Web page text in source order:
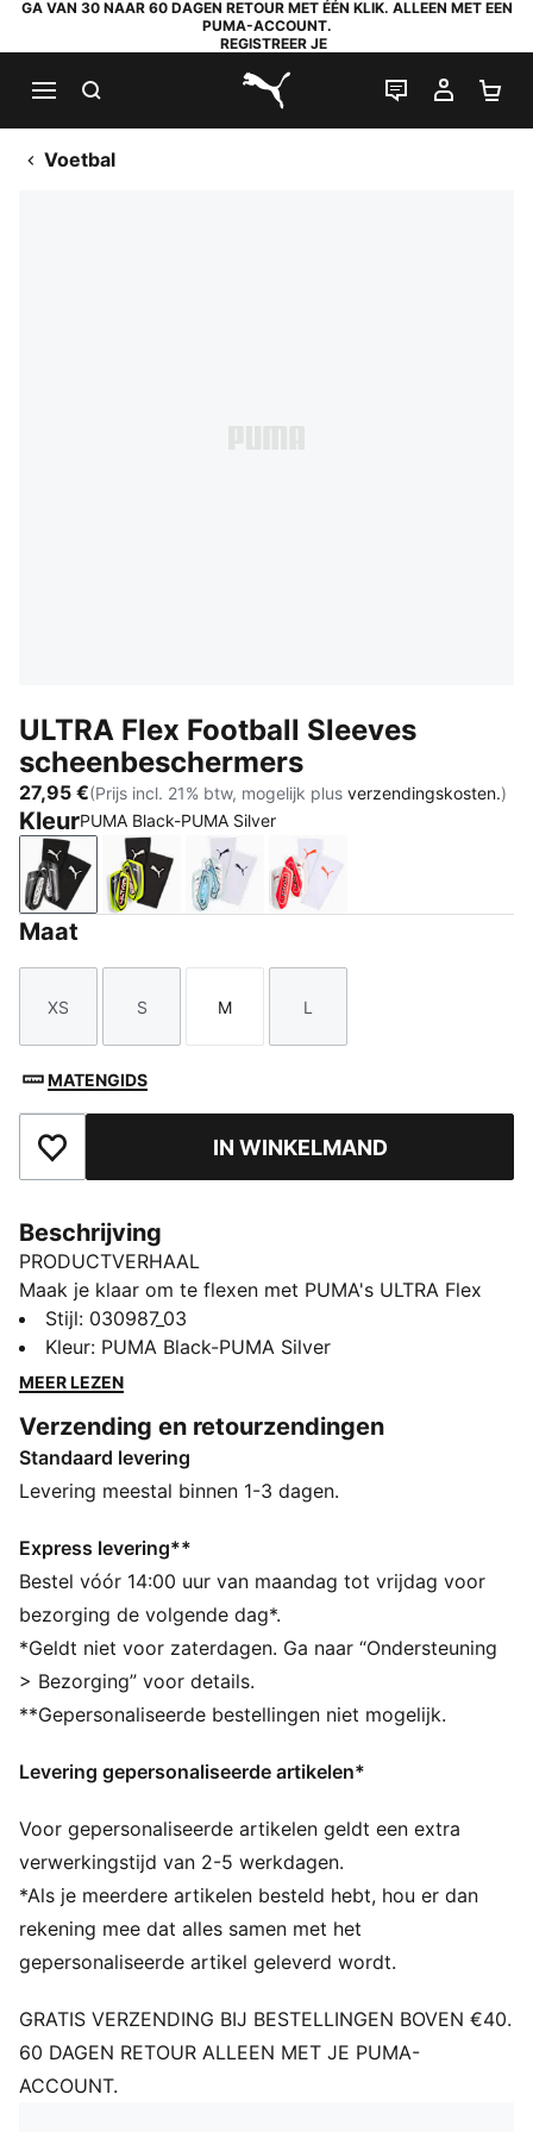
GA VAN 30 NAAR 60 DAGEN RETOUR MET ÉÉN KLIK. ALLEEN MET EEN
PUMA-ACCOUNT.
REGISTREER JE
PUMA.com
LIVE CHAT
MIJN
Voetbal
ULTRA Flex Football Sleeves
scheenbeschermers
27,95 €(Prijs incl. 21% btw, mogelijk plus verzendingskosten.)
KleurPUMA Black-PUMA Silver
PUMA Black-PUMA Silver
Yellow Alert-PUMA Black
Icy Blue-Blue JewelPUMA White-Ultra Red
Maat
Maat
XS
Maat
S
Maat
M
Maat
L
MATENGIDS
Toegevoegd aan favorietenIN WINKELMAND
Beschrijving
PRODUCTVERHAAL
Maak je klaar om te flexen met PUMA's ULTRA Flex
scheenbeschermers met sleeves. Deze
compressiesleeve met insteekvak zorgt voor
wendbaarheid, terwijl de EVA-rugzijde met reliëf
beschermt. Het spel kan beginnen!
DETAILS
Super flexibele en slagvaste TPU-softshell voor
Geperforeerde EVA-achterkant biedt uitstekende
schokabsorptie en ademend vermogen voor maximaal
comfort
Compressiemouw met steekzak zorgt voor een
stevige pasvorm en totale bewegingsvrijheid
Aanbevolen maat bescherming en lichaamslengte
(cm): XL: (180 cm - 200 cm) / L: (160 cm - 180 cm) /
cm - 120 cm) / XXS: < 100 cm
Stijl: 030987_03
Kleur: PUMA Black-PUMA Silver
MEER LEZEN
Verzending en retourzendingen
Standaard levering
Levering meestal binnen 1-3 dagen.
Express levering**
Bestel vóór 14:00 uur van maandag tot vrijdag voor
bezorging de volgende dag*.
*Geldt niet voor zaterdagen. Ga naar “Ondersteuning
> Bezorging” voor details.
**Gepersonaliseerde bestellingen niet mogelijk.
Levering gepersonaliseerde artikelen*
Voor gepersonaliseerde artikelen geldt een extra
verwerkingstijd van 2-5 werkdagen.
*Als je meerdere artikelen besteld hebt, hou er dan
rekening mee dat alles samen met het
gepersonaliseerde artikel geleverd wordt.
GRATIS VERZENDING BIJ BESTELLINGEN BOVEN €40.
60 DAGEN RETOUR ALLEEN MET JE PUMA-
ACCOUNT.